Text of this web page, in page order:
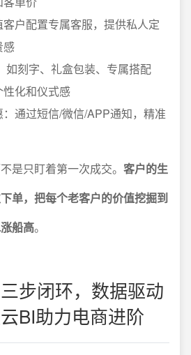
户配置专属客服，提供私人定
感
如刻字、礼盒包装、专属搭配
化和仪式感
通过短信/微信/APP通知，精准
是只盯着第一次成交。 客户的生
单，把每个老客户的价值挖掘到
船高。
步闭环，数据驱动
BI助力电商进阶